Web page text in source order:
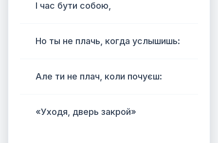
І час бути собою,
Но ты не плачь, когда услышишь:
Але ти не плач, коли почуєш:
«Уходя, дверь закрой»